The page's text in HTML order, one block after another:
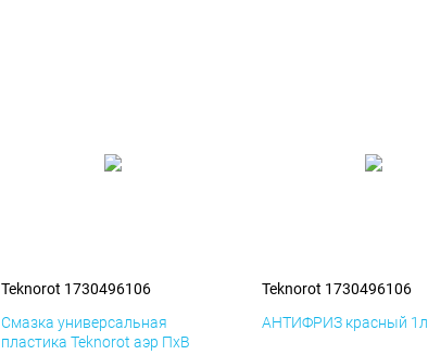
Teknorot 1730496106
Смазка универсальная
пластика Teknorot аэр ПхВ
Teknorot 1730496106
АНТИФРИЗ красный 1л.